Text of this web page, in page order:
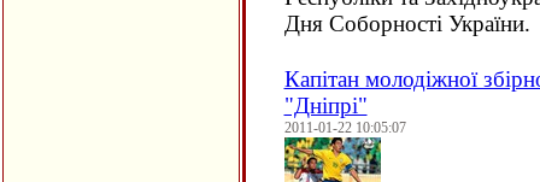
Дня Соборності України.
Капітан молодіжної
"Дніпрі"
2011-01-22 10:05:07